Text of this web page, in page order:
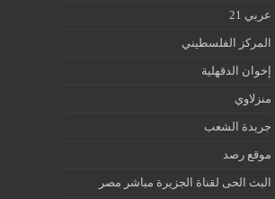
عربي 21
المركز الفلسطيني
إخوان الدقهلية
منزلاوي
جريدة الشعب
موقع رصد
البث الحى لقناة الجزيرة مباشر مصر